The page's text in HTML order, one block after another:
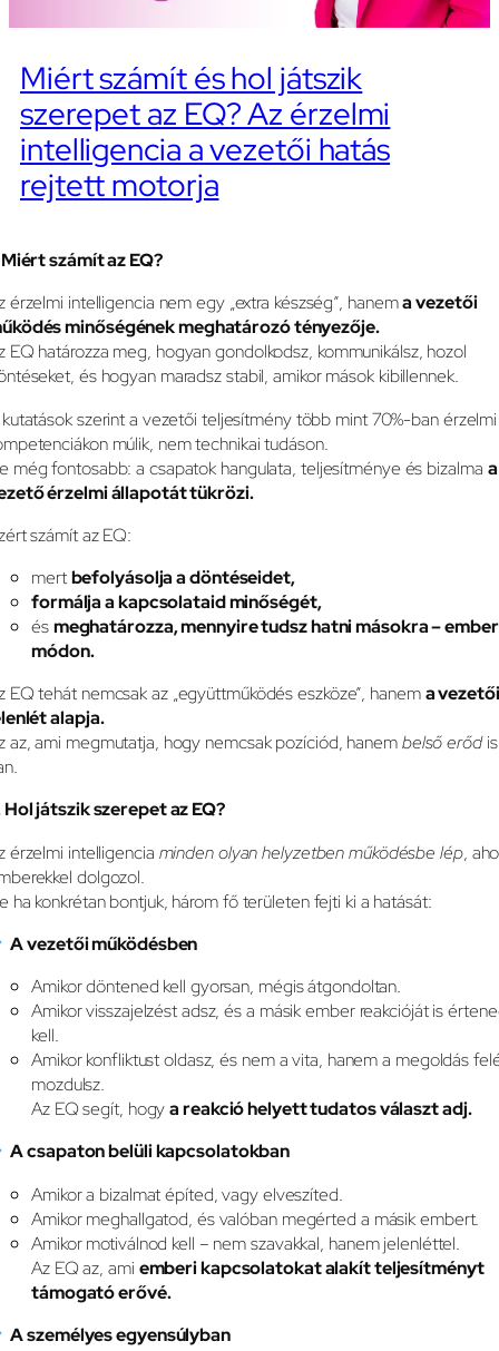
Miért számít és hol játszik
szerepet az EQ? Az érzelmi
intelligencia a vezetői hatás
rejtett motorja
Miért számít az EQ?
érzelmi intelligencia nem egy „extra készség”, hanema vezetői
minőségének meghatározó tényezője.
EQ határozza meg, hogyan gondolkodsz, kommunikálsz, hozol
és hogyan maradsz stabil, amikor mások kibillennek.
szerint a vezetői teljesítmény több mint 70%-ban érzelmi
múlik, nem technikai tudáson.
még fontosabb: a csapatok hangulata, teljesítménye és bizalma a
érzelmi állapotát tükrözi.
számít az EQ:
mertbefolyásolja a döntéseidet,
formálja a kapcsolataid minőségét,
ésmeghatározza, mennyire tudsz hatni másokra –
módon.
EQ tehát nemcsak az „együttműködés eszköze”, hanema vezetői
alapja.
az, ami megmutatja, hogy nemcsak pozíciód, hanembelső erődis
Hol játszik szerepet az EQ?
érzelmi intelligencia minden olyan helyzetben működésbe lép,
dolgozol.
ha konkrétan bontjuk, három fő területen fejti ki a hatását:
A vezetői működésben
Amikor döntened kell gyorsan, mégis átgondoltan.
Amikor visszajelzést adsz, és a másik ember reakcióját is
kell.
Amikor konfliktust oldasz, és nem a vita, hanem a megoldás
mozdulsz.
Az EQ segít, hogya reakció helyett tudatos választ adj.
A csapaton belüli kapcsolatokban
Amikor a bizalmat építed, vagy elveszíted.
Amikor meghallgatod, és valóban megérted a másik embert.
Amikor motiválnod kell – nem szavakkal, hanem jelenléttel.
Az EQ az, ami emberi kapcsolatokat alakít teljesítményt
támogató erővé.
A személyes egyensúlyban